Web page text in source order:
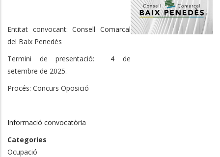
Entitat convocant: Consell Comarcal
del Baix Penedès
Termini de presentació: 4 de
setembre de 2025.
Procés: Concurs Oposició
Informació convocatòria
Categories
Ocupació